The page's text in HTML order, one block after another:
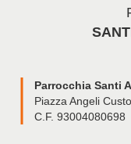
Parrocchia Santi
Piazza Angeli
C.F. 93004080698